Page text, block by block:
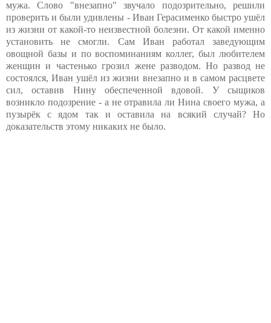
мужа. Слово "внезапно" звучало подозрительно, решили
проверить и были удивлены - Иван Герасименко быстро ушёл
из жизни от какой-то неизвестной болезни. От какой именно
установить не смогли. Сам Иван работал заведующим
овощной базы и по воспоминаниям коллег, был любителем
женщин и частенько грозил жене разводом. Но развод не
состоялся, Иван ушёл из жизни внезапно и в самом расцвете
сил, оставив Нину обеспеченной вдовой. У сыщиков
возникло подозрение - а не отравила ли Нина своего мужа, а
пузырёк с ядом так и оставила на всякий случай? Но
доказательств этому никаких не было.